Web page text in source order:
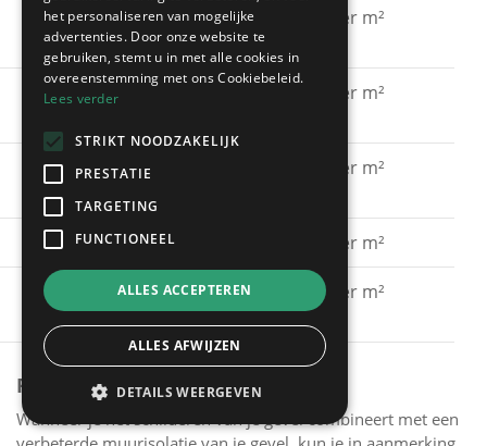
Gevel schilderen met
silicaatverf
€ 15 - € 30 per m²
Gevel schilderen met
€ 20 - € 40 per m²
Gevel schilderen met
spuitkurk
€ 40 - € 60 per m²
Gevel kaleien € 25 - € 40 per m²
Gevel verven met een
primer
€ 15 - € 30 per m²
PREMIES
Wanneer je het schilderen van je gevel combineert met een
het personaliseren van mogelijke
advertenties. Door onze website te
gebruiken, stemt u in met alle cookies in
overeenstemming met ons Cookiebeleid.
Lees verder
STRIKT NOODZAKELIJK
PRESTATIE
TARGETING
FUNCTIONEEL
ALLES ACCEPTEREN
ALLES AFWIJZEN
DETAILS WEERGEVEN